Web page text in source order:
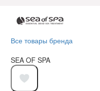
Все товары бренда
SEA OF SPA